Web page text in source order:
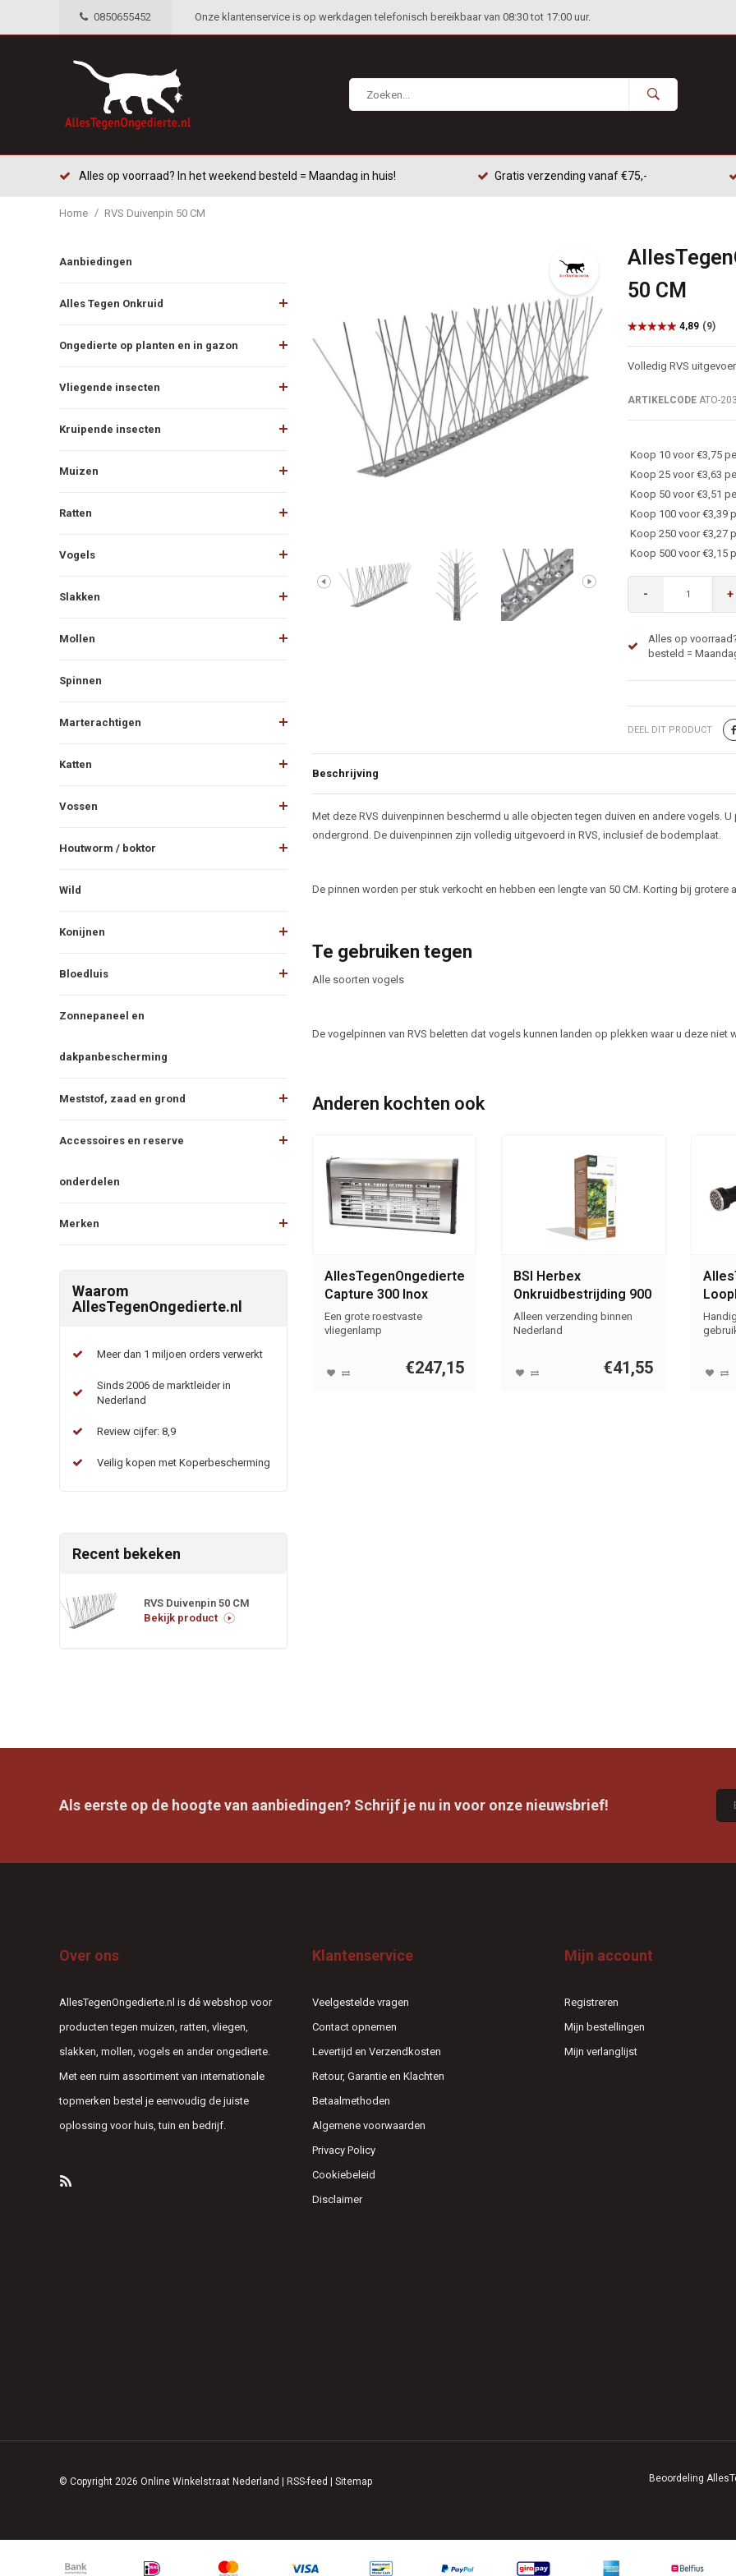
0850655452 Onze klantenservice is op werkdagen telefonisch bereikbaar van 08:30 tot 17:00 uur.
Alles op voorraad? In het weekend besteld = Maandag in huis! Gratis verzending vanaf €75,-
Home / RVS Duivenpin 50 CM
Aanbiedingen
Alles Tegen Onkruid
Ongedierte op planten en in gazon
Vliegende insecten
Kruipende insecten
Muizen
Ratten
Vogels
Slakken
Mollen
Spinnen
Marterachtigen
Katten
Vossen
Houtworm / boktor
Wild
Konijnen
Bloedluis
Zonnepaneel en
dakpanbescherming
Meststof, zaad en grond
Accessoires en reserve
onderdelen
Merken
Waarom
AllesTegenOngedierte.nl
Meer dan 1 miljoen orders verwerkt
Sinds 2006 de marktleider in
Nederland
Review cijfer: 8,9
Veilig kopen met Koperbescherming
Recent bekeken
RVS Duivenpin 50 CM
Bekijk product
50 CM
Volledig RVS
ARTIKELCODEATO-
Koop 10 voor €3,75
Koop 25 voor €3,63
Koop 50 voor €3,51
Koop 100 voor €3,39
Koop 250 voor €3,27
Koop 500 voor €3,15
- +
Alles op
besteld =
DEEL DIT PRODUCT
Beschrijving
Beschrijving
Met deze RVS duivenpinnen beschermd u alle objecten tegen duiven en andere vogels.
ondergrond. De duivenpinnen zijn volledig uitgevoerd in RVS, inclusief de bodemplaat.
De pinnen worden per stuk verkocht en hebben een lengte van 50 CM. Korting bij grotere
Te gebruiken tegen
Alle soorten vogels
De vogelpinnen van RVS beletten dat vogels kunnen landen op plekken waar u deze niet
Anderen kochten ook
AllesTegenOngedierte.nl
Capture 300 Inox
Shatter
Een grote roestvaste
vliegenlamp
€247,15
BSI Herbex
Onkruidbestrijding 900
ml
Alleen verzending binnen
Nederland
€41,55
21
Als eerste op de hoogte van aanbiedingen? Schrijf je nu in voor onze nieuwsbrief!
Over ons
AllesTegenOngedierte.nl is dé webshop voor
producten tegen muizen, ratten, vliegen,
slakken, mollen, vogels en ander ongedierte.
Met een ruim assortiment van internationale
topmerken bestel je eenvoudig de juiste
oplossing voor huis, tuin en bedrijf.
Klantenservice
Veelgestelde vragen
Contact opnemen
Levertijd en Verzendkosten
Retour, Garantie en Klachten
Betaalmethoden
Algemene voorwaarden
Privacy Policy
Cookiebeleid
Disclaimer
Mijn account
Registreren
Mijn bestellingen
Mijn verlanglijst
© Copyright 2026 Online Winkelstraat Nederland RSS-feed Sitemap Beoordeling